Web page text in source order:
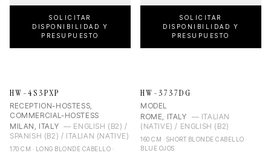
SOLICITAR
DISPONIBILIDAD Y
PRESUPUESTO
SOLICITAR
DISPONIBILIDAD Y
PRESUPUESTO
HW-4S3PXP
RECEPTION-HOSTESS,
COMMERCIAL-HOSTESS
MILAN, ITALY — ENGLISH (B2) /
SPANISH (B2) / ITALIAN (NATIVE)
170 CM · LONG BLONDE CABELLO ·
HW-3737DG
MODEL
ROME, ITALY — ITALIAN
(NATIVE) / ENGLISH (B2)
160 CM · SHORT BLONDE CABELLO ·
BLUE OJOS